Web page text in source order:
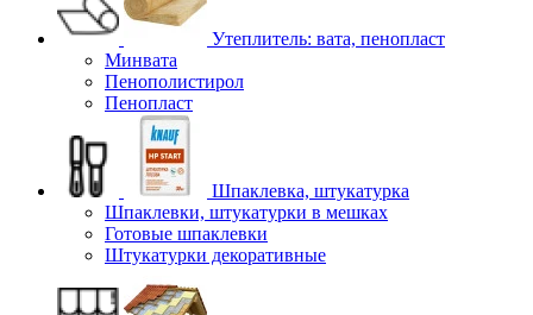
Утеплитель: вата, пенопласт
Минвата
Пенополистирол
Пенопласт
Шпаклевка, штукатурка
Шпаклевки, штукатурки в мешках
Готовые шпаклевки
Штукатурки декоративные